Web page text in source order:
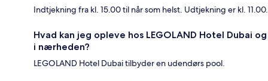
Indtjekning fra kl. 15.00 til når som helst. Udtjekning er kl. 11.00.
Hvad kan jeg opleve hos LEGOLAND Hotel Dubai og
i nærheden?
LEGOLAND Hotel Dubai tilbyder en udendørs pool.